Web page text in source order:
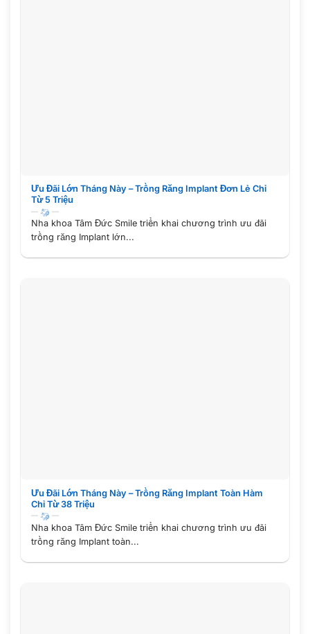
Ưu Đãi Lớn Tháng Này – Trồng Răng Implant Đơn Lẻ Chỉ
Từ 5 Triệu
Nha khoa Tâm Đức Smile triển khai chương trình ưu đãi
trồng răng Implant lớn...
Ưu Đãi Lớn Tháng Này – Trồng Răng Implant Toàn Hàm
Chỉ Từ 38 Triệu
Nha khoa Tâm Đức Smile triển khai chương trình ưu đãi
trồng răng Implant toàn...